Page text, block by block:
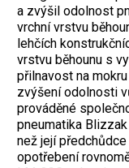
a zvýšil odolnost
vrchní vrstvu
lehčích
vrstvu běhounu s
přilnavost na
zvýšení odolnosti
prováděné
pneumatika
než její
opotřebení